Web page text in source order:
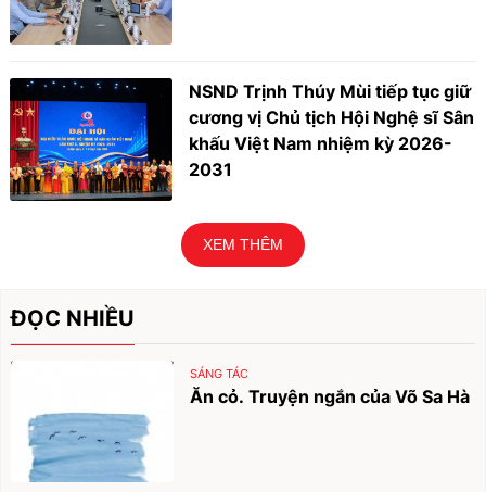
NSND Trịnh Thúy Mùi tiếp tục giữ
cương vị Chủ tịch Hội Nghệ sĩ Sân
khấu Việt Nam nhiệm kỳ 2026-
2031
XEM THÊM
ĐỌC NHIỀU
SÁNG TÁC
Ăn cỏ. Truyện ngắn của Võ Sa Hà